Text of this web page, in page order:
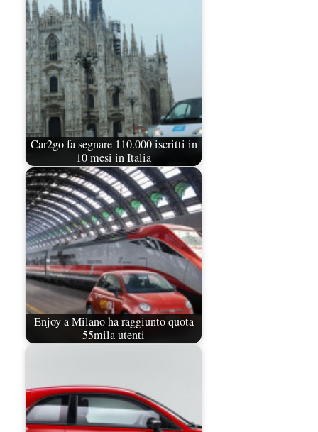
Car2go fa segnare 110.000 iscritti in
10 mesi in Italia
Enjoy a Milano ha raggiunto quota
55mila utenti